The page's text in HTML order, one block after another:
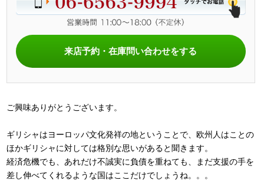
来店予約・在庫問い合わせをする
ご興味ありがとうございます。
ギリシャはヨーロッパ文化発祥の地ということで、欧州人はことの
ほかギリシャに対しては格別な思いがあると聞きます。
経済危機でも、あれだけ不誠実に負債を重ねても、まだ支援の手を
差し伸べてくれるような国はここだけでしょうね。。。